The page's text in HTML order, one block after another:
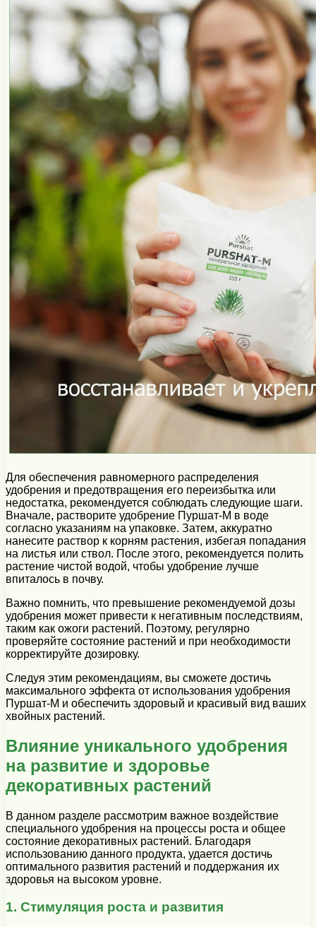
Для обеспечения равномерного распределения
удобрения и предотвращения его переизбытка или
недостатка, рекомендуется соблюдать следующие шаги.
Вначале, растворите удобрение Пуршат-М в воде
согласно указаниям на упаковке. Затем, аккуратно
нанесите раствор к корням растения, избегая попадания
на листья или ствол. После этого, рекомендуется полить
растение чистой водой, чтобы удобрение лучше
впиталось в почву.
Важно помнить, что превышение рекомендуемой дозы
удобрения может привести к негативным последствиям,
таким как ожоги растений. Поэтому, регулярно
проверяйте состояние растений и при необходимости
корректируйте дозировку.
Следуя этим рекомендациям, вы сможете достичь
максимального эффекта от использования удобрения
Пуршат-М и обеспечить здоровый и красивый вид ваших
хвойных растений.
Влияние уникального удобрения
на развитие и здоровье
декоративных растений
В данном разделе рассмотрим важное воздействие
специального удобрения на процессы роста и общее
состояние декоративных растений. Благодаря
использованию данного продукта, удается достичь
оптимального развития растений и поддержания их
здоровья на высоком уровне.
1. Стимуляция роста и развития